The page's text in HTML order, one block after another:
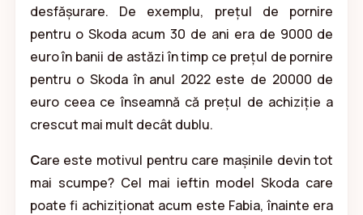
desfășurare. De exemplu, prețul de pornire
pentru o Skoda acum 30 de ani era de 9000 de
euro în banii de astăzi în timp ce prețul de pornire
pentru o Skoda în anul 2022 este de 20000 de
euro ceea ce înseamnă că prețul de achiziție a
crescut mai mult decât dublu.
Care este motivul pentru care mașinile devin tot
mai scumpe? Cel mai ieftin model Skoda care
poate fi achiziționat acum este Fabia, înainte era